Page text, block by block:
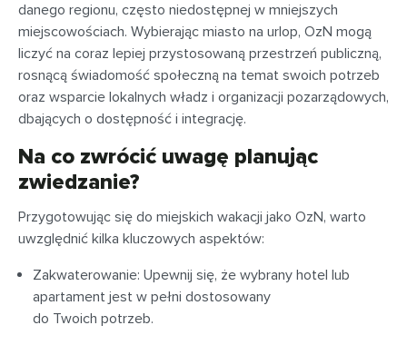
danego regionu, często niedostępnej w mniejszych
miejscowościach. Wybierając miasto na urlop, OzN mogą
liczyć na coraz lepiej przystosowaną przestrzeń publiczną,
rosnącą świadomość społeczną na temat swoich potrzeb
oraz wsparcie lokalnych władz i organizacji pozarządowych,
dbających o dostępność i integrację.
Na co zwrócić uwagę planując
zwiedzanie?
Przygotowując się do miejskich wakacji jako OzN, warto
uwzględnić kilka kluczowych aspektów:
Zakwaterowanie: Upewnij się, że wybrany hotel lub
apartament jest w pełni dostosowany
do Twoich potrzeb.